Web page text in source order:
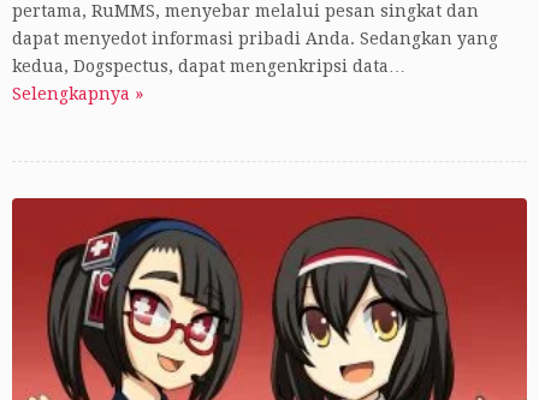
pertama, RuMMS, menyebar melalui pesan singkat dan
dapat menyedot informasi pribadi Anda. Sedangkan yang
kedua, Dogspectus, dapat mengenkripsi data…
Selengkapnya »